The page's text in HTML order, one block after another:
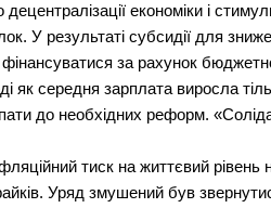
економіки і
У результаті субсидії для
за рахунок
як середня зарплата виросла
до необхідних реформ.
тиск на життєвий
Уряд змушений був